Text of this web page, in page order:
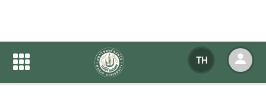
TH
ปฏิทินกิจกรรมของหน่วยงาน
ปฏิทินกิจกรรมของหน่วยงาน